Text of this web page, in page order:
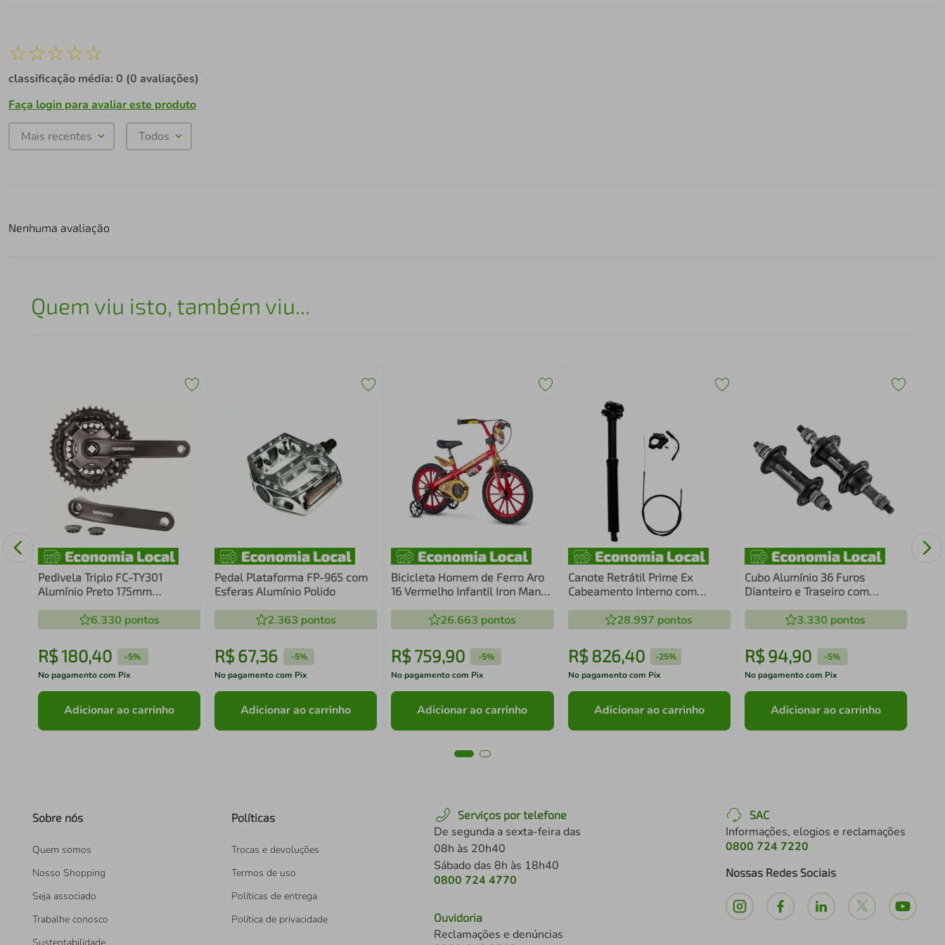
☆☆☆☆☆
classificação média: 0 (0 avaliações)
Faça login para avaliar este produto
Mais recentes Todos
Nenhuma avaliação
Quem viu isto, também viu...
Pedivela Triplo FC-TY301
Alumínio Preto 175mm
6.330 pontos
R$180,40 -5%
No pagamento com Pix
Adicionar ao carrinho
Pedal Plataforma FP-965 com
Esferas Alumínio Polido
2.363 pontos
R$ 67,36 -5%
No pagamento com Pix
Adicionar ao carrinho
Bicicleta Homem de Ferro Aro
16 Vermelho Infantil Iron Man
26.663 pontos
R$759,90 -5%
No pagamento com Pix
Adicionar ao carrinho
Canote Retrátil Prime Ex
Cabeamento Interno com
28.997 pontos
R$ 826,40 -25%
No pagamento com Pix
Adicionar ao carrinho
Cubo Alumínio 36 Furos
Dianteiro e Traseiro com
3.330 pontos
R$ 94,90 -5%
No pagamento com Pix
Adicionar ao carrinho
Sobre nós
Quem somos
Nosso Shopping
Seja associado
Trabalhe conosco
Políticas
Trocas e devoluções
Termos de uso
Políticas de entrega
Política de privacidade
Serviços por telefone
De segunda a sexta-feira das
08h às 20h40
Sábado das 8h às 18h40
0800 724 4770
Ouvidoria
Reclamações e denúncias
SAC
Informações, elogios e reclamações
0800 724 7220
Nossas Redes Sociais